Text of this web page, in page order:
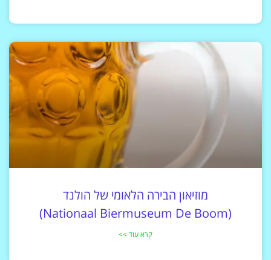
מוזיאון הבירה הלאומי של הולנד
(Nationaal Biermuseum De Boom)
קרא עוד >>